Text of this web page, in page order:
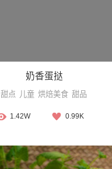
奶香蛋挞
甜点 儿童 烘焙美食 甜品
1.42W 0.99K